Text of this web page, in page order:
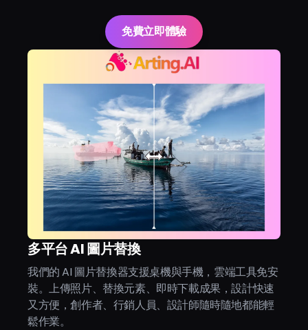
免費立即體驗
多平台 AI 圖片替換
我們的 AI 圖片替換器支援桌機與手機，雲端工具免安
裝。上傳照片、替換元素、即時下載成果，設計快速
又方便，創作者、行銷人員、設計師隨時隨地都能輕
鬆作業。